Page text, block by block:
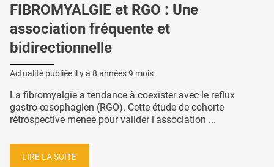
FIBROMYALGIE et RGO : Une
association fréquente et
bidirectionnelle
Actualité publiée il y a 8 années 9 mois
La fibromyalgie a tendance à coexister avec le reflux
gastro-œsophagien (RGO). Cette étude de cohorte
rétrospective menée pour valider l'association ...
LIRE LA SUITE